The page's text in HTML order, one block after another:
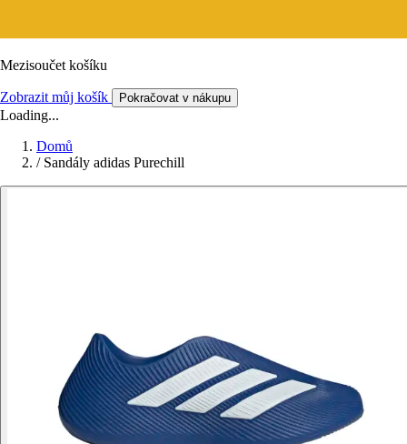
Mezisoučet košíku
Zobrazit můj košík Pokračovat v nákupu
Loading...
Domů
/ Sandály adidas Purechill